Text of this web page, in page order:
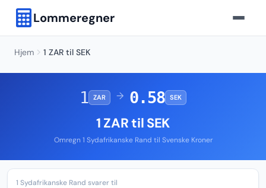
Lommeregner
Hjem 1 ZAR til SEK
1 ZAR → 0.58 SEK
1 ZAR til SEK
Omregn 1 Sydafrikanske Rand til Svenske Kroner
1 Sydafrikanske Rand svarer til